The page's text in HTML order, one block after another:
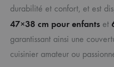
durabilité et confort, et est
47×38 cm pour enfants et
garantissant ainsi une
cuisinier amateur ou